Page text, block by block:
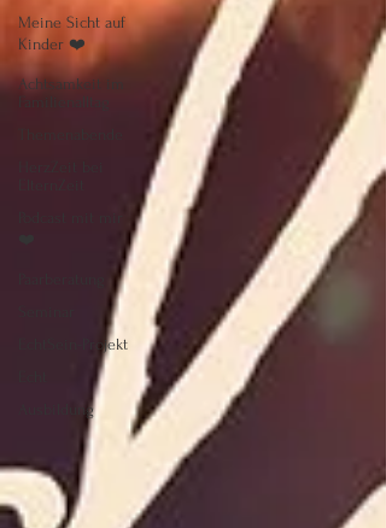
Meine Sicht auf
Kinder ❤️
Achtsamkeit im
Familienalltag
EchtSein-Projekt
Ausbildung